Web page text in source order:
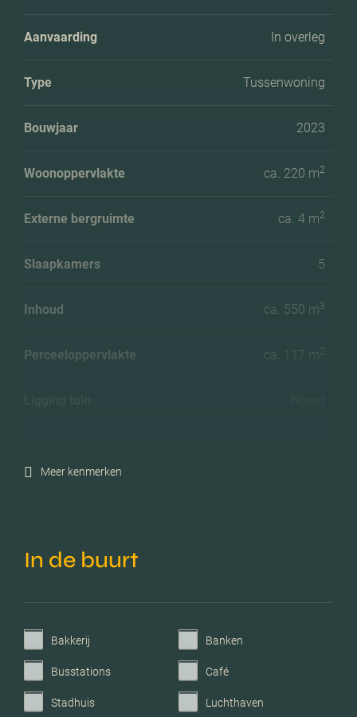
Aanvaarding In overleg
Type Tussenwoning
Bouwjaar 2023
Woonoppervlakte ca. 220 m2
Externe bergruimte ca. 4 m2
Slaapkamers 5
Inhoud ca. 550 m3
Perceeloppervlakte ca. 117 m2
Voorzieningen
Mechanische ventilatie, tv
kabel, glasvezel kabel,
zonnepanelen, natuurlijke
Meer kenmerken
In de buurt
Bakkerij Banken
Busstations Café
Stadhuis Luchthaven